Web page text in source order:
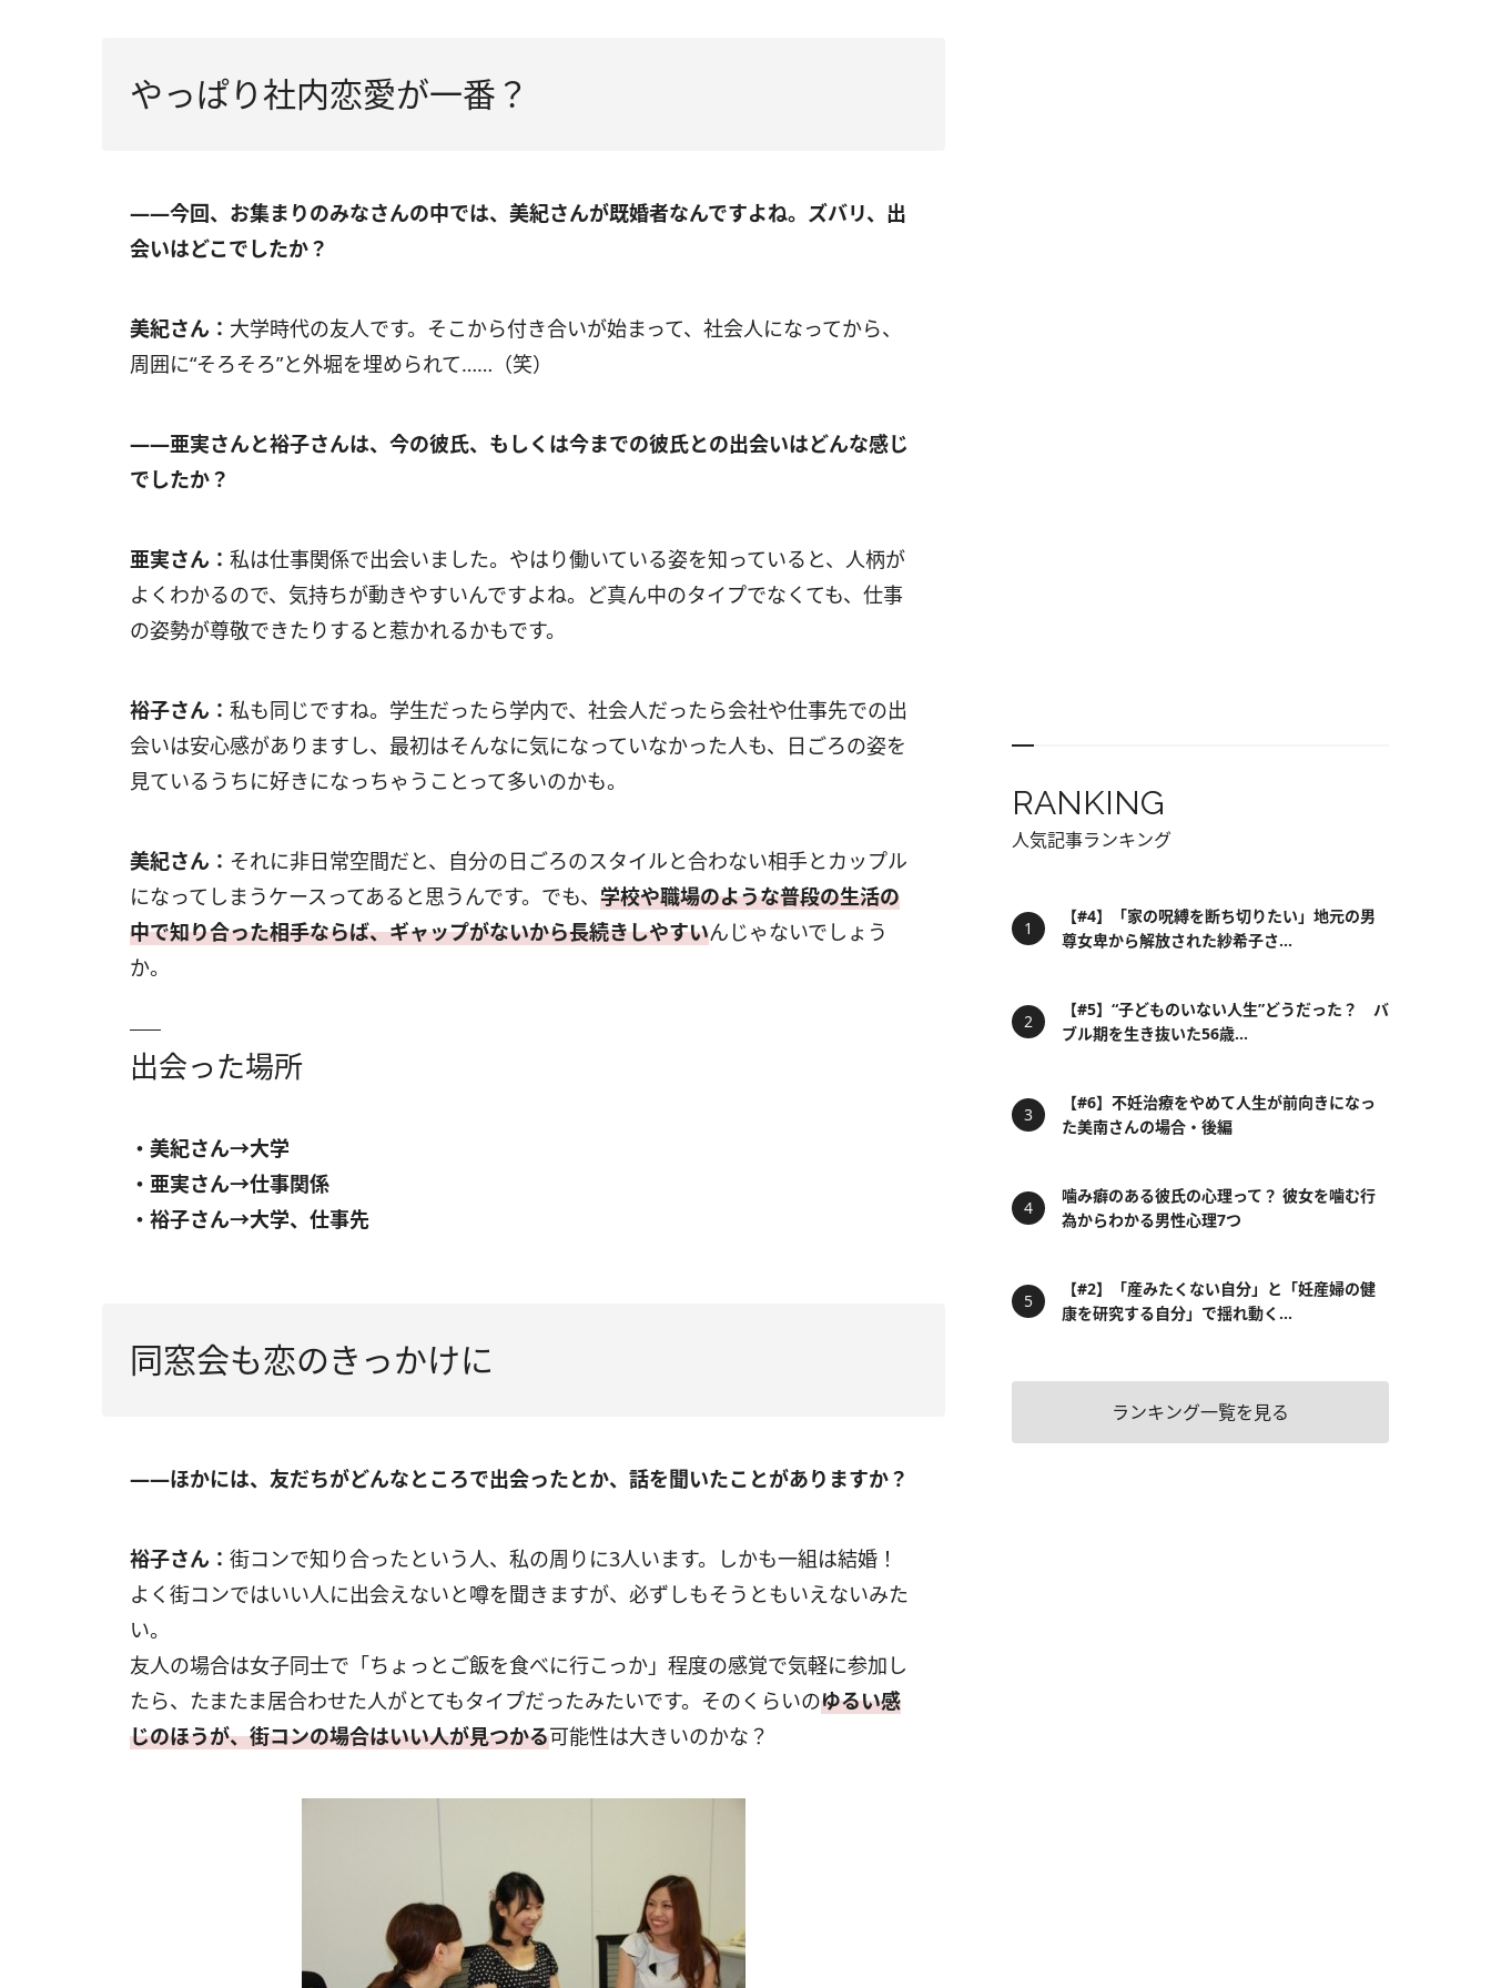
やっぱり社内恋愛が一番？
――今回、お集まりのみなさんの中では、美紀さんが既婚者なんですよね。ズバリ、出
会いはどこでしたか？
美紀さん： 大学時代の友人です。そこから付き合いが始まって、社会人になってから、
周囲に“そろそろ”と外堀を埋められて……（笑）
――亜実さんと裕子さんは、今の彼氏、もしくは今までの彼氏との出会いはどんな感じ
でしたか？
亜実さん： 私は仕事関係で出会いました。やはり働いている姿を知っていると、人柄が
よくわかるので、気持ちが動きやすいんですよね。ど真ん中のタイプでなくても、仕事
の姿勢が尊敬できたりすると惹かれるかもです。
裕子さん： 私も同じですね。学生だったら学内で、社会人だったら会社や仕事先での出
会いは安心感がありますし、最初はそんなに気になっていなかった人も、日ごろの姿を
見ているうちに好きになっちゃうことって多いのかも。
美紀さん： それに非日常空間だと、自分の日ごろのスタイルと合わない相手とカップル
になってしまうケースってあると思うんです。でも、 学校や職場のような普段の生活の
中で知り合った相手ならば、ギャップがないから長続きしやすいんじゃないでしょう
か。
出会った場所
・美紀さん→大学
・亜実さん→仕事関係
・裕子さん→大学、仕事先
同窓会も恋のきっかけに
――ほかには、友だちがどんなところで出会ったとか、話を聞いたことがありますか？
裕子さん： 街コンで知り合ったという人、私の周りに3人います。しかも一組は結婚！
よく街コンではいい人に出会えないと噂を聞きますが、必ずしもそうともいえないみた
い。
友人の場合は女子同士で「ちょっとご飯を食べに行こっか」程度の感覚で気軽に参加し
たら、たまたま居合わせた人がとてもタイプだったみたいです。そのくらいのゆるい感
じのほうが、街コンの場合はいい人が見つかる可能性は大きいのかな？
RANKING
人気記事ランキング
【#4】「家の呪縛を断ち切りたい」地元の男
尊女卑から解放された紗希子さ...
【#5】“子どものいない人生”どうだった？ バ
ブル期を生き抜いた56歳...
【#6】不妊治療をやめて人生が前向きになっ
た美南さんの場合・後編
噛み癖のある彼氏の心理って？ 彼女を噛む行
為からわかる男性心理7つ
【#2】「産みたくない自分」と「妊産婦の健
康を研究する自分」で揺れ動く...
ランキング一覧を見る